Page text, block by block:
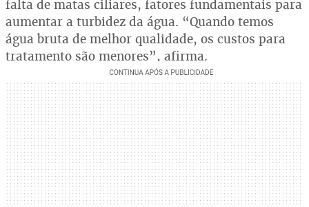
falta de matas ciliares, fatores fundamentais para
aumentar a turbidez da água. “Quando temos
água bruta de melhor qualidade, os custos para
tratamento são menores”, afirma.